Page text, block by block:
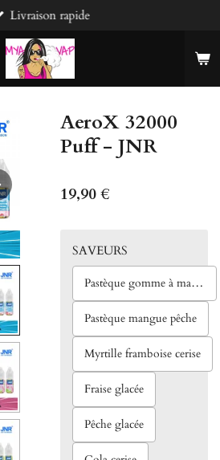
Livraison rapide
AeroX 32000
Puff - JNR
19,90 €
SAVEURS
Pastèque gomme à macher
Pastèque mangue pêche
Myrtille framboise cerise
Fraise glacée
Pêche glacée